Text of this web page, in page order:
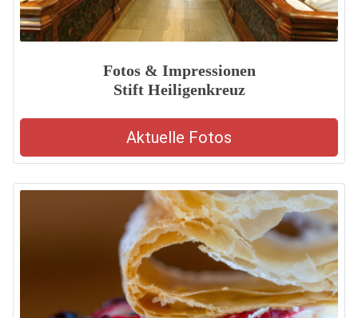
Fotos & Impressionen
Stift Heiligenkreuz
Aktuelle Fotos